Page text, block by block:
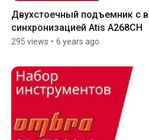
Двухстоечный подъемник с
синхронизацией Atis A268CH
295 views • 6 years ago